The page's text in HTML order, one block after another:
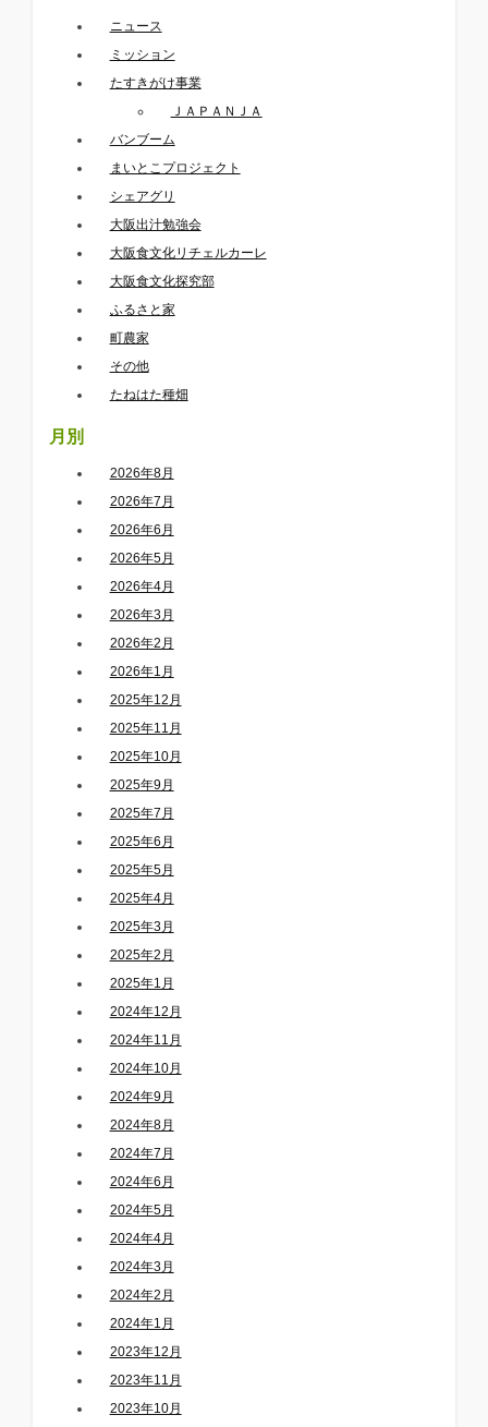
ニュース
ミッション
たすきがけ事業
ＪＡＰＡＮＪＡ
バンブーム
まいとこプロジェクト
シェアグリ
大阪出汁勉強会
大阪食文化リチェルカーレ
大阪食文化探究部
ふるさと家
町農家
その他
たねはた種畑
月別
2026年8月
2026年7月
2026年6月
2026年5月
2026年4月
2026年3月
2026年2月
2026年1月
2025年12月
2025年11月
2025年10月
2025年9月
2025年7月
2025年6月
2025年5月
2025年4月
2025年3月
2025年2月
2025年1月
2024年12月
2024年11月
2024年10月
2024年9月
2024年8月
2024年7月
2024年6月
2024年5月
2024年4月
2024年3月
2024年2月
2024年1月
2023年12月
2023年11月
2023年10月